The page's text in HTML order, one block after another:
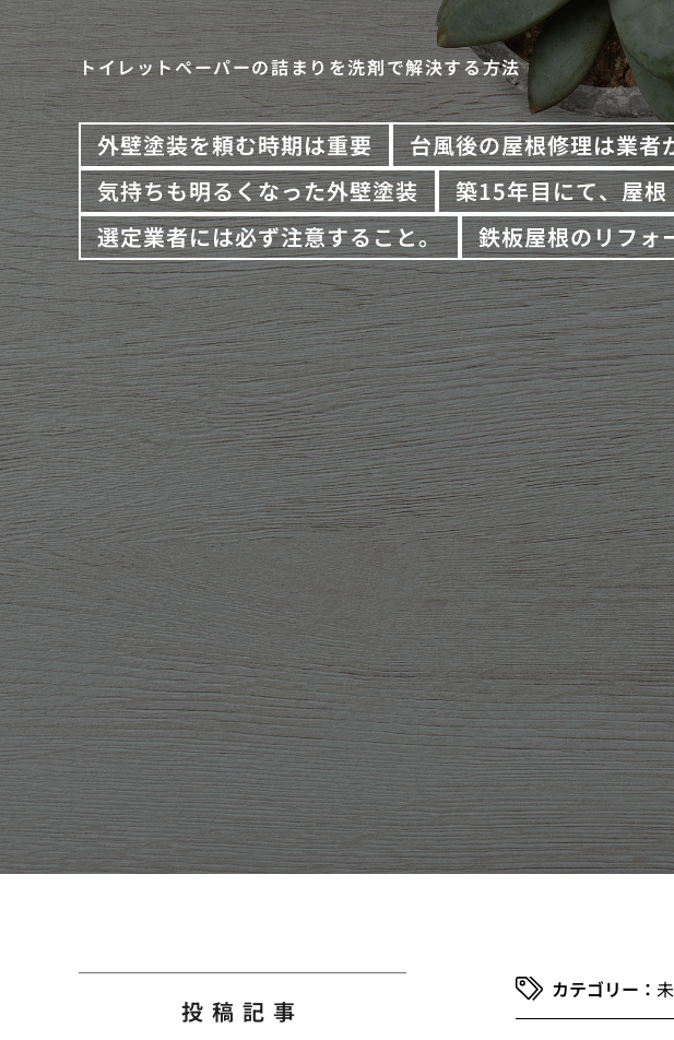
トイレットペーパーの詰まりを洗剤で解決する方法
外壁塗装を頼む時期は重要 台風後の屋根修理は業者
気持ちも明るくなった外壁塗装
築15年目にて、屋
選定業者には必ず注意すること。
鉄板屋根のリフォ
投稿記事